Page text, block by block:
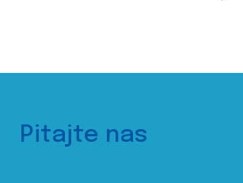
Pitajte nas